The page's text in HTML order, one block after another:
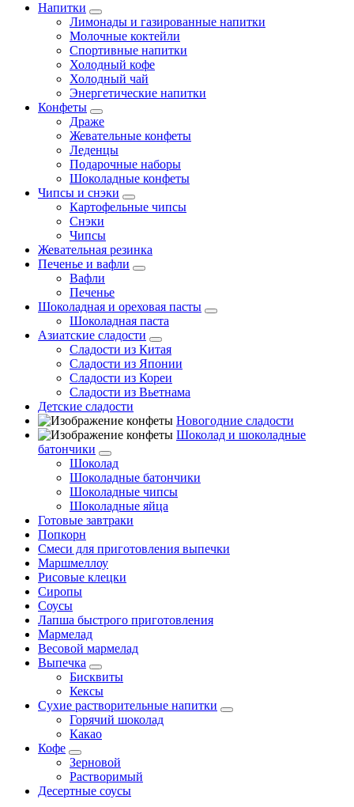
Напитки
Лимонады и газированные напитки
Молочные коктейли
Спортивные напитки
Холодный кофе
Холодный чай
Энергетические напитки
Конфеты
Драже
Жевательные конфеты
Леденцы
Подарочные наборы
Шоколадные конфеты
Чипсы и снэки
Картофельные чипсы
Снэки
Чипсы
Жевательная резинка
Печенье и вафли
Вафли
Печенье
Шоколадная и ореховая пасты
Шоколадная паста
Азиатские сладости
Сладости из Китая
Сладости из Японии
Сладости из Кореи
Сладости из Вьетнама
Детские сладости
Новогодние сладости
Шоколад и шоколадные
батончики
Шоколад
Шоколадные батончики
Шоколадные чипсы
Шоколадные яйца
Готовые завтраки
Попкорн
Смеси для приготовления выпечки
Маршмеллоу
Рисовые клецки
Сиропы
Соусы
Лапша быстрого приготовления
Мармелад
Весовой мармелад
Выпечка
Бисквиты
Кексы
Сухие растворительные напитки
Горячий шоколад
Какао
Кофе
Зерновой
Растворимый
Десертные соусы